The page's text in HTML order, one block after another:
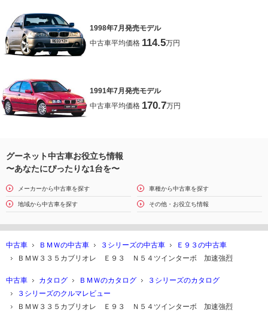
1998年7月発売モデル
中古車平均価格 114.5万円
1991年7月発売モデル
中古車平均価格 170.7万円
グーネット中古車お役立ち情報
〜あなたにぴったりな1台を〜
メーカーから中古車を探す 車種から中古車を探す
地域から中古車を探す その他・お役立ち情報
中古車 ＢＭＷの中古車 ３シリーズの中古車
Ｅ９３の中古車
ＢＭＷ３３５カブリオレ Ｅ９３ Ｎ５４ツインターボ 加速強烈
中古車 カタログ ＢＭＷのカタログ
３シリーズのカタログ
３シリーズのクルマレビュー
ＢＭＷ３３５カブリオレ Ｅ９３ Ｎ５４ツインターボ 加速強烈